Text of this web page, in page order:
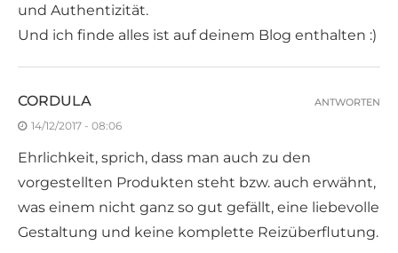
und Authentizität.
Und ich finde alles ist auf deinem Blog enthalten :)
CORDULA
14/12/2017 - 08:06
Ehrlichkeit, sprich, dass man auch zu den
vorgestellten Produkten steht bzw. auch erwähnt,
was einem nicht ganz so gut gefällt, eine liebevolle
Gestaltung und keine komplette Reizüberflutung.
ANTWORTEN